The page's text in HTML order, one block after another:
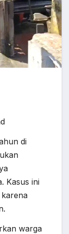
di
Kasus ini
warga